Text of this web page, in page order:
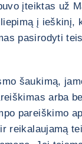
įteiktas už
į ieškinį,
pasirodyti
šaukimą,
arba
pareiškimo
reikalaujamą